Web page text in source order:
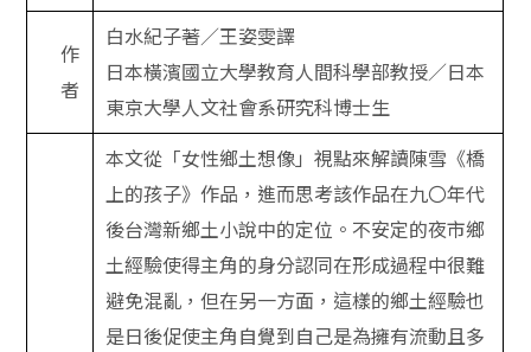
作
者
白水紀子著／王姿雯譯
日本橫濱國立大學教育人間科學部教授／日本
東京大學人文社會系研究科博士生
本文從「女性鄉土想像」視點來解讀陳雪《橋
上的孩子》作品，進而思考該作品在九〇年代
後台灣新鄉土小說中的定位。不安定的夜市鄉
土經驗使得主角的身分認同在形成過程中很難
避免混亂，但在另一方面，這樣的鄉土經驗也
是日後促使主角自覺到自己是為擁有流動且多